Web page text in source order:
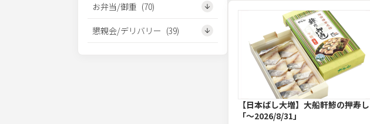
お弁当/御重 (70)
懇親会/デリバリー (39)
【日本ばし大増】大船軒鯵の押寿し
「～2026/8/31」